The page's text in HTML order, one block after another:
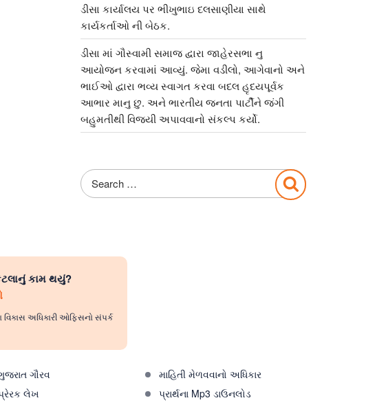
ડીસા કાર્યાલય પર ભીખુભાઇ દલસાણીયા સાથે
કાર્યકર્તાઓ ની બેઠક.
ડીસા માં ગૌસ્વામી સમાજ દ્વારા જાહેરસભા નુ
આયોજન કરવામાં આવ્યું. જેમા વડીલો, આગેવાનો અને
ભાઈઓ દ્વારા ભવ્ય સ્વાગત કરવા બદલ હૃદયપૂર્વક
આભાર માનુ છુ. અને ભારતીય જનતા પાર્ટીને જંગી
બહુમતીથી વિજયી અપાવવાનો સંકલ્પ કર્યો.
Search
for:
Search
કામ થયું?
અધિકારી ઓફિસનો સંપર્ક
ગૌરવ
માહિતી મેળવવાનો અધિકાર
લેખ
પ્રાર્થના Mp3 ડાઉનલોડ